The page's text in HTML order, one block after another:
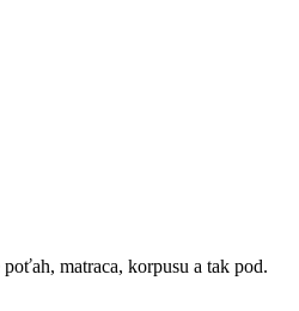
matraca, korpusu a tak pod.